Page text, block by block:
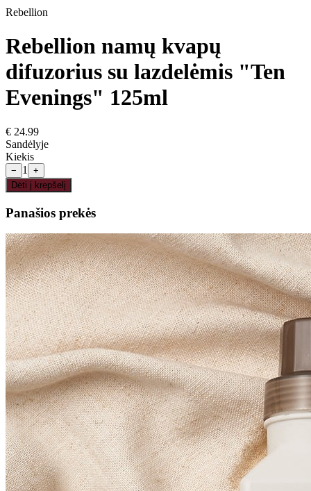
Rebellion
Rebellion namų kvapų
difuzorius su lazdelėmis "Ten
Evenings" 125ml
€ 24.99
Sandėlyje
Kiekis
− 1
+
Dėti į krepšelį
Panašios prekės